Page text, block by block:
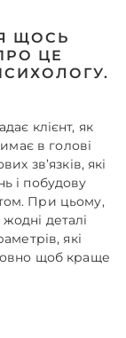
ЩОСЬ
ЦЕ
клієнт, як
в голові
зв’язків, які
і побудову
При цьому,
деталі
які
щоб краще